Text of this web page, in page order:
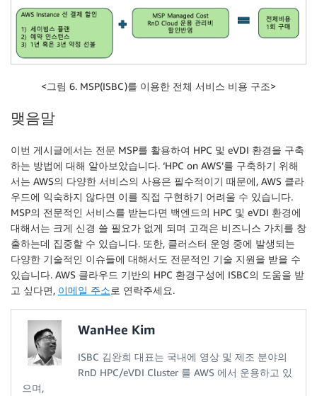
<그림 6. MSP(ISBC)를 이용한 전체 서비스 비용 구조>
맺음말
이번 게시글에서는 전문 MSP를 활용하여 HPC 및 eVDI 환경을 구축
하는 방법에 대해 알아보았습니다. ‘HPC on AWS’를 구축하기 위해
서는 AWS의 다양한 서비스의 사용은 필수적이기 때문에, AWS 클라
우드에 익숙하지 않다면 이를 직접 구현하기 어려울 수 있습니다.
MSP의 전문적인 서비스를 받는다면 백엔드의 HPC 및 eVDI 환경에
대해서는 크게 신경 쓸 필요가 없게 되며 고객은 비즈니스 가치를 창
출하는데 집중할 수 있습니다. 또한, 클러스터 운영 중에 발생되는
다양한 기술적인 이슈들에 대해서도 전문적인 기술 지원을 받을 수
있습니다. AWS 클라우드 기반의 HPC 환경구성에 ISBC의 도움을 받
고 싶다면, 이메일 주소로 연락주세요.
WanHee Kim
ISBC 김완희 대표는 국내에 영상 및 제조 분야의
RnD HPC/eVDI Cluster 를 AWS 에서 운용하고 있
으며,